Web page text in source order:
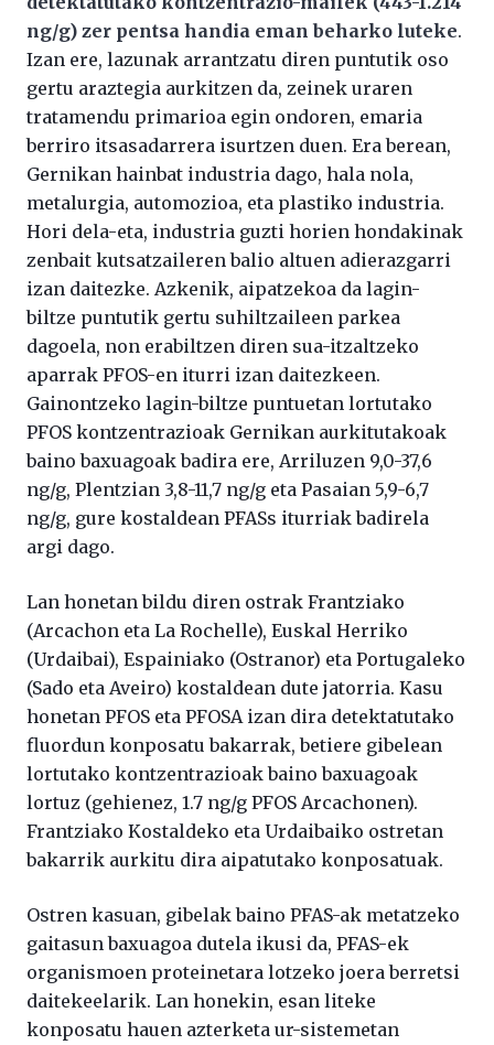
ng/g) zer pentsa handia eman beharko luteke.
Izan ere, lazunak arrantzatu diren puntutik oso
gertu araztegia aurkitzen da, zeinek uraren
tratamendu primarioa egin ondoren, emaria
berriro itsasadarrera isurtzen duen. Era berean,
Gernikan hainbat industria dago, hala nola,
metalurgia, automozioa, eta plastiko industria.
Hori dela-eta, industria guzti horien hondakinak
zenbait kutsatzaileren balio altuen adierazgarri
izan daitezke. Azkenik, aipatzekoa da lagin-
biltze puntutik gertu suhiltzaileen parkea
dagoela, non erabiltzen diren sua-itzaltzeko
aparrak PFOS-en iturri izan daitezkeen.
Gainontzeko lagin-biltze puntuetan lortutako
PFOS kontzentrazioak Gernikan aurkitutakoak
baino baxuagoak badira ere, Arriluzen 9,0-37,6
ng/g, Plentzian 3,8-11,7 ng/g eta Pasaian 5,9-6,7
ng/g, gure kostaldean PFASs iturriak badirela
argi dago.
Lan honetan bildu diren ostrak Frantziako
(Arcachon eta La Rochelle), Euskal Herriko
(Urdaibai), Espainiako (Ostranor) eta Portugaleko
(Sado eta Aveiro) kostaldean dute jatorria. Kasu
honetan PFOS eta PFOSA izan dira detektatutako
fluordun konposatu bakarrak, betiere gibelean
lortutako kontzentrazioak baino baxuagoak
lortuz (gehienez, 1.7 ng/g PFOS Arcachonen).
Frantziako Kostaldeko eta Urdaibaiko ostretan
bakarrik aurkitu dira aipatutako konposatuak.
Ostren kasuan, gibelak baino PFAS-ak metatzeko
gaitasun baxuagoa dutela ikusi da, PFAS-ek
organismoen proteinetara lotzeko joera berretsi
daitekeelarik. Lan honekin, esan liteke
konposatu hauen azterketa ur-sistemetan